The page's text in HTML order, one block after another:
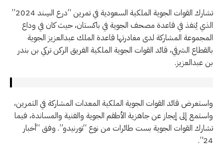
تشارك القوات الجوية الملكية السعودية في تمرين “درع السِند 2024”
الذي يُنفذ في قاعدة مصحف الجوية في باكستان، حيث كان في وداع
المجموعة المشاركة لدى مغادرتها قاعدة الملك عبدالعزيز الجوية
بالقطاع الشرقي، قائد القوات الجوية الملكية الفريق الركن تركي بن بندر
بن عبدالعزيز.
واستعرض قائد القوات الجوية الملكية المعدات المشاركة في التمرين،
واستمع إلى إيجاز عن جاهزية الأطقم الجوية والفنية والمساندة، فيما
تشارك القوات الجوية بست طائرات من نوع “تورنيدو”. وفق “أخبار
24”.